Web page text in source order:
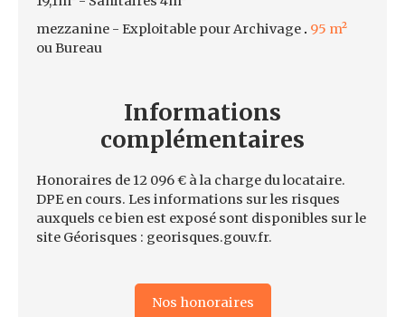
mezzanine - Exploitable pour Archivage
ou Bureau
95 m²
Informations
complémentaires
Honoraires de 12 096 € à la charge du locataire.
DPE en cours. Les informations sur les risques
auxquels ce bien est exposé sont disponibles sur le
site Géorisques : georisques.gouv.fr.
Nos honoraires